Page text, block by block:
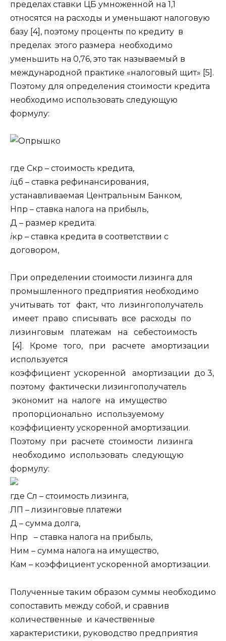
пределах ставки ЦБ умноженной на 1,1
относятся на расходы и уменьшают налоговую
базу [4], поэтому проценты по кредиту в
пределах этого размера необходимо
уменьшить на 0,76, это так называемый в
международной практике «налоговый щит» [5].
Поэтому для определения стоимости кредита
необходимо использовать следующую
формулу:
где Скр – стоимость кредита,
iцб – ставка рефинансирования,
устанавливаемая Центральным Банком,
Нпр – ставка налога на прибыль,
Д – размер кредита.
iкр – ставка кредита в соответствии с
договором,
При определении стоимости лизинга для
промышленного предприятия необходимо
учитывать тот факт, что лизингополучатель
имеет право списывать все расходы по
лизинговым платежам на себестоимость
[4]. Кроме того, при расчете амортизации
используется
коэффициент ускоренной амортизации до 3,
поэтому фактически лизингополучатель
экономит на налоге на имущество
пропорционально используемому
коэффициенту ускоренной амортизации.
Поэтому при расчете стоимости лизинга
необходимо использовать следующую
формулу:
где Cл – стоимость лизинга,
ЛП – лизинговые платежи
Д – сумма долга,
Нпр – ставка налога на прибыль,
Ним – сумма налога на имущество,
Кам – коэффициент ускоренной амортизации.
Полученные таким образом суммы необходимо
сопоставить между собой, и сравнив
количественные и качественные
характеристики, руководство предприятия